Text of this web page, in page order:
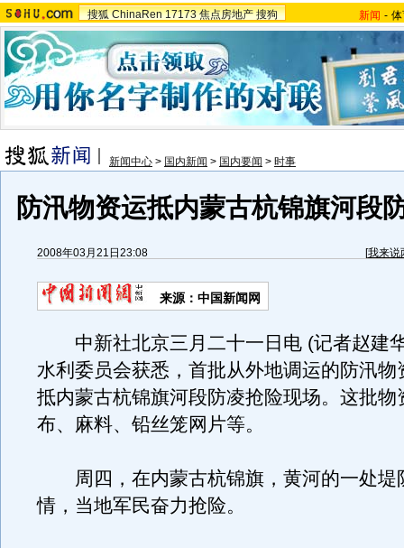
搜狐 ChinaRen 17173 焦点房地产 搜狗 新闻 -
新闻中心 > 国内新闻 > 国内要闻 > 时事
防汛物资运抵内蒙古杭锦旗河段
2008年03月21日23:08 [我来说
来源：中国新闻网
中新社北京三月二十一日电 (记者赵建
水利委员会获悉，首批从外地调运的防汛物
抵内蒙古杭锦旗河段防凌抢险现场。这批物
布、麻料、铅丝笼网片等。
周四，在内蒙古杭锦旗，黄河的一处堤
情，当地军民奋力抢险。